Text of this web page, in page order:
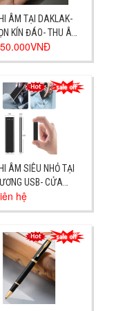
ÂM TẠI DAKLAK-
KÍN ĐÁO- THU ÂM
650K
ÂM SIÊU NHỎ TẠI
USB- CỬA
DĨ AN- GIAO NGAY
hệ